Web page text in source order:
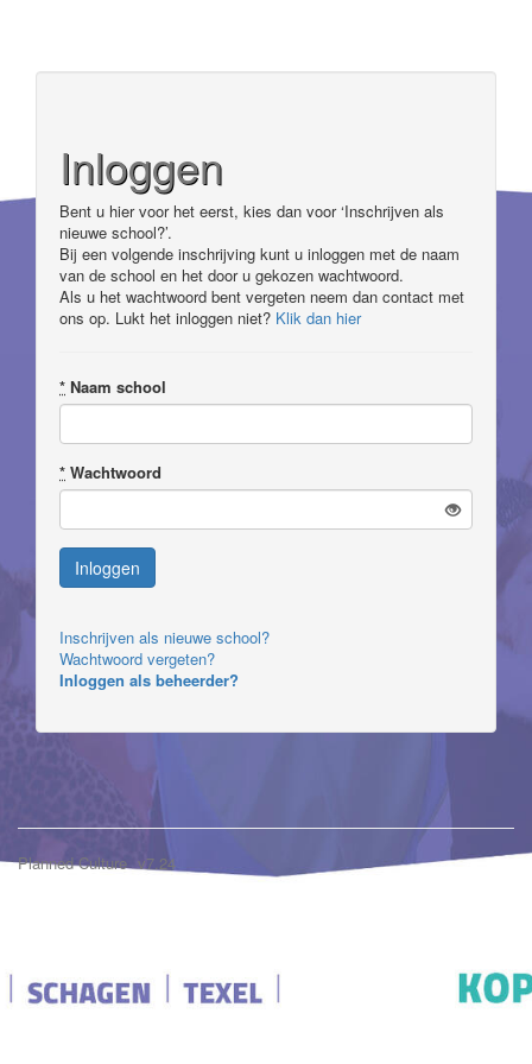
Inloggen
Bent u hier voor het eerst, kies dan voor ‘Inschrijven als
nieuwe school?’.
Bij een volgende inschrijving kunt u inloggen met de naam
van de school en het door u gekozen wachtwoord.
Als u het wachtwoord bent vergeten neem dan contact met
ons op. Lukt het inloggen niet? Klik dan hier
* Naam school
* Wachtwoord
Inschrijven als nieuwe school?
Wachtwoord vergeten?
Inloggen als beheerder?
Planned Culture v7.24